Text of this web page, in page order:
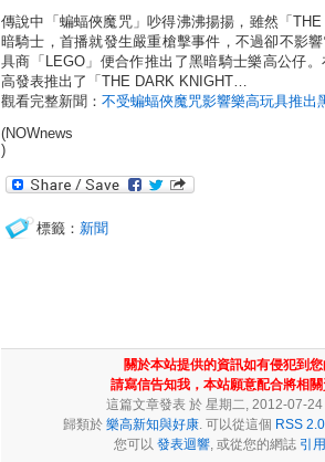
傳說中「蝙蝠俠魔咒」吵得沸沸揚揚，雖然「
暗騎士，首播就發生嚴重槍擊事件，不過卻不影
具商「LEGO」便合作推出了黑暗騎士樂高公仔
高發表推出了「THE DARK KNIGHT…
觀看完整新聞： 不受蝙蝠俠魔咒影響樂高玩具推出
(NOWnews
)
標籤： 新聞
關於本站提供的資訊如有侵犯到
請寫信告知我，本站願意配合將相
這篇文章發表 於 星期二, 2012-07-
歸類於 樂高新知與好康. 可以從這個 RSS 2.0
您可以 發表迴響, 或從您的網誌 引用